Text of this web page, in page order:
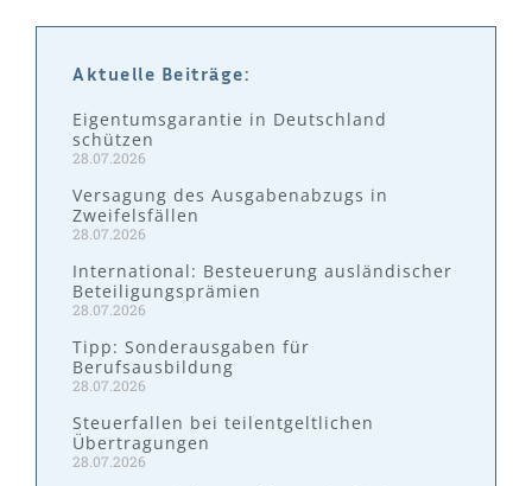
Aktuelle Beiträge:
Eigentumsgarantie in Deutschland
schützen
28.07.2026
Versagung des Ausgabenabzugs in
Zweifelsfällen
28.07.2026
International: Besteuerung ausländischer
Beteiligungsprämien
28.07.2026
Tipp: Sonderausgaben für
Berufsausbildung
28.07.2026
Steuerfallen bei teilentgeltlichen
Übertragungen
28.07.2026